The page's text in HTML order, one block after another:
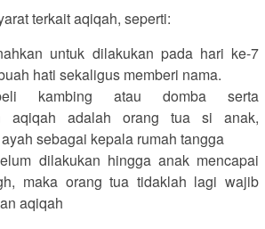
terkait aqiqah, seperti:
untuk dilakukan pada hari ke-7
hati sekaligus memberi nama.
kambing atau domba serta
aqiqah adalah orang tua si anak,
sebagai kepala rumah tangga
dilakukan hingga anak mencapai
maka orang tua tidaklah lagi wajib
aqiqah